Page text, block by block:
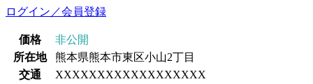
ログイン／会員登録
価格
非公開
所在地
熊本県熊本市東区小山2丁目
交通
XXXXXXXXXXXXXXXXXX